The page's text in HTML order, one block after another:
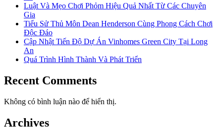
Luật Và Mẹo Chơi Phỏm Hiệu Quả Nhất Từ Các Chuyên
Gia
Tiểu Sử Thủ Môn Dean Henderson Cùng Phong Cách Chơi
Độc Đáo
Cập Nhật Tiến Độ Dự Án Vinhomes Green City Tại Long
An
Quá Trình Hình Thành Và Phát Triển
Recent Comments
Không có bình luận nào để hiển thị.
Archives